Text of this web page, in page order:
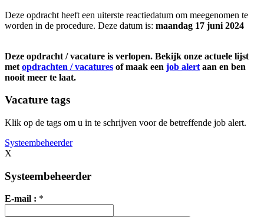
Deze opdracht heeft een uiterste reactiedatum om meegenomen te
worden in de procedure. Deze datum is: maandag 17 juni 2024
Deze opdracht / vacature is verlopen. Bekijk onze actuele lijst
met opdrachten / vacatures of maak een job alert aan en ben
nooit meer te laat.
Vacature tags
Klik op de tags om u in te schrijven voor de betreffende job alert.
Systeembeheerder
X
Systeembeheerder
E-mail : *